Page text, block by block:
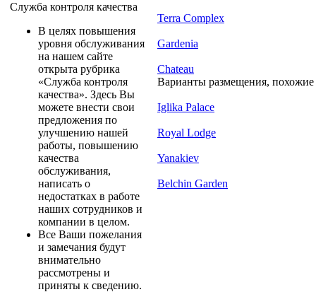
Служба контроля качества
В целях повышения
уровня обслуживания
на нашем сайте
открыта рубрика
«Служба контроля
качества». Здесь Вы
можете внести свои
предложения по
улучшению нашей
работы, повышению
качества
обслуживания,
написать о
недостатках в работе
наших сотрудников и
компании в целом.
Все Ваши пожелания
и замечания будут
внимательно
рассмотрены и
приняты к сведению.
Terra Complex
Gardenia
Chateau
Варианты размещения, похожие
Iglika Palace
Royal Lodge
Yanakiev
Belchin Garden